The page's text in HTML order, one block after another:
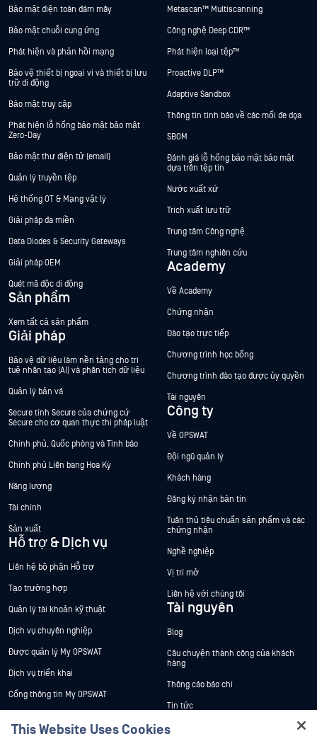
Bảo mật điện toán đám mây
Bảo mật chuỗi cung ứng
Phát hiện và phản hồi mạng
Bảo vệ thiết bị ngoại vi và thiết bị lưu
trữ di động
Bảo mật truy cập
Phát hiện lỗ hổng bảo mật bảo mật
Zero-Day
Bảo mật thư điện tử (email)
Quản lý truyền tệp
Hệ thống OT & Mạng vật lý
Giải pháp đa miền
Data Diodes & Security Gateways
Giải pháp OEM
Quét mã độc di động
Sản phẩm
Xem tất cả sản phẩm
Giải pháp
Bảo vệ dữ liệu làm nền tảng cho trí
tuệ nhân tạo (AI) và phân tích dữ liệu
Quản lý bản vá
Secure tính Secure của chứng cứ
Secure cho cơ quan thực thi pháp luật
Chính phủ, Quốc phòng và Tình báo
Chính phủ Liên bang Hoa Kỳ
Năng lượng
Tài chính
Sản xuất
Hỗ trợ & Dịch vụ
Liên hệ bộ phận Hỗ trợ
Tạo trường hợp
Quản lý tài khoản kỹ thuật
Dịch vụ chuyên nghiệp
Được quản lý My OPSWAT
Dịch vụ triển khai
Cổng thông tin My OPSWAT
Metascan™ Multiscanning
Công nghệ Deep CDR™
Phát hiện loại tệp™
Proactive DLP™
Adaptive Sandbox
Thông tin tình báo về các mối đe dọa
SBOM
Đánh giá lỗ hổng bảo mật bảo mật
dựa trên tệp tin
Nước xuất xứ
Trích xuất lưu trữ
Trung tâm Công nghệ
Trung tâm nghiên cứu
Academy
Về Academy
Chứng nhận
Đào tạo trực tiếp
Chương trình học bổng
Chương trình đào tạo được ủy quyền
Tài nguyên
Công ty
Về OPSWAT
Đội ngũ quản lý
Khách hàng
Đăng ký nhận bản tin
Tuân thủ tiêu chuẩn sản phẩm và các
chứng nhận
Nghề nghiệp
Vị trí mở
Liên hệ với chúng tôi
Tài nguyên
Blog
Câu chuyện thành công của khách
hàng
Thông cáo báo chí
Tin tức
Sự kiện
This Website Uses Cookies